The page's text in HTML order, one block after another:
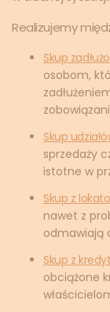
Realizujemy
Skup
osobom,
Skup
sprzedaży
istotne w
Skup z
nawet z
odmawiają
Skup z
obciążone